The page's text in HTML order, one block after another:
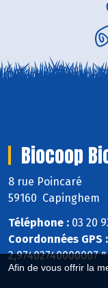
Afin de vous offrir la
Biocoop
8 rue Poincaré
59160 Capinghem
Téléphone : 03 20
Coordonnées GPS :
2,97402740000007 °